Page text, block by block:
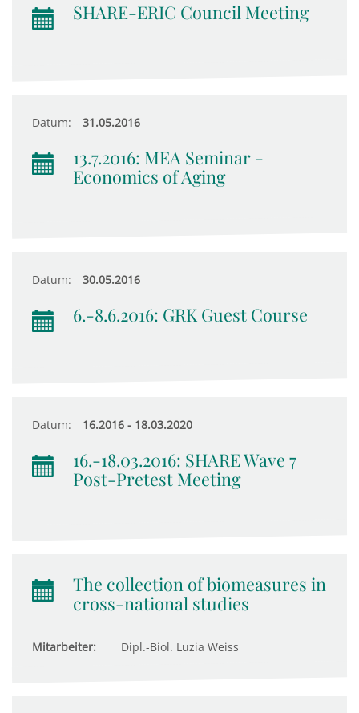
SHARE-ERIC Council Meeting
Datum: 31.05.2016
13.7.2016: MEA Seminar -
Economics of Aging
Datum: 30.05.2016
6.-8.6.2016: GRK Guest Course
Datum: 16.2016 - 18.03.2020
16.-18.03.2016: SHARE Wave 7
Post-Pretest Meeting
The collection of biomeasures in
cross-national studies
Mitarbeiter: Dipl.-Biol. Luzia Weiss